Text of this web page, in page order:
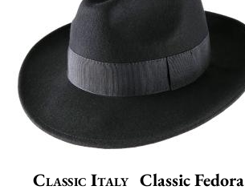
Classic Italy Classic Fedora